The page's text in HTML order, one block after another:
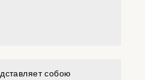
собою